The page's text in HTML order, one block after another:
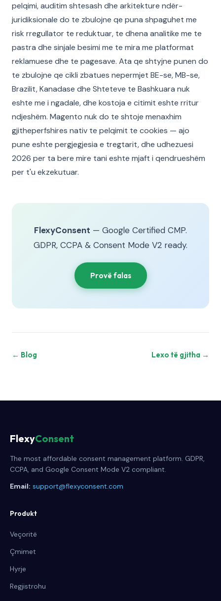
pelqimi, auditim shtesash dhe arkitekture ndër-
juridiksionale do te zbulojne qe puna shpaguhet me
risk rregullator te reduktuar, te dhena analitike me te
pastra dhe sinjale besimi me te mira me platformat
reklamuese dhe te pagesave. Ata qe shtyjne punen do
te zbulojne qe cikli zbatues nepermjet BE-se, MB-se,
Brazilit, Kanadase dhe Shteteve te Bashkuara nuk
eshte me i ngadale, dhe kostoja e citimit eshte rritur
ndjeshëm. Magento nuk do te shtoje menaxhim
gjitheperfshires nativ te pelqimit te cookies — ajo
pune eshte pergjegjesia e tregtarit, dhe udhezuesi
2026 per ta bere mire tani eshte mjaft i qendrueshëm
per t'u ekzekutuar.
FlexyConsent — Google Certified CMP.
GDPR, CCPA & Consent Mode V2 ready.
Provë falas
← Blog Lexo të gjitha →
FlexyConsent
The most affordable consent management platform. GDPR,
CCPA, and Google Consent Mode V2 compliant.
Email: support@flexyconsent.com
Produkt
Veçoritë
Çmimet
Hyrje
Regjistrohu